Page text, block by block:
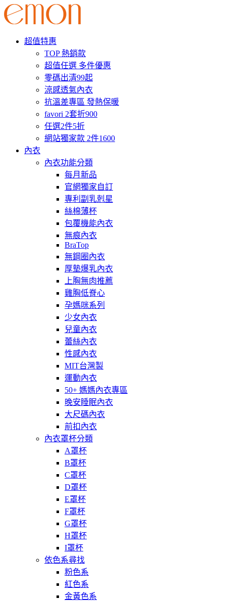
超值特惠
TOP 熱銷款
超值任選 多件優惠
零碼出清99起
涼感透氣內衣
抗溫差專區 發熱保暖
favori 2套折900
任選2件5折
網站獨家款 2件1600
內衣
內衣功能分類
每月新品
官網獨家自訂
專利副乳剋星
絲棉薄杯
包覆機能內衣
無痕內衣
BraTop
無鋼圈內衣
厚墊爆乳內衣
上胸無肉推薦
雞胸低脊心
孕媽咪系列
少女內衣
兒童內衣
蕾絲內衣
性感內衣
MIT台灣製
運動內衣
50+ 媽媽內衣專區
晚安睡眠內衣
大尺碼內衣
前扣內衣
內衣罩杯分類
A罩杯
B罩杯
C罩杯
D罩杯
E罩杯
F罩杯
G罩杯
H罩杯
I罩杯
依色系尋找
粉色系
紅色系
金黃色系